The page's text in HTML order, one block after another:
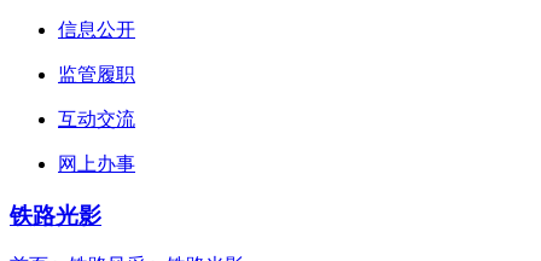
信息公开
监管履职
互动交流
网上办事
铁路光影